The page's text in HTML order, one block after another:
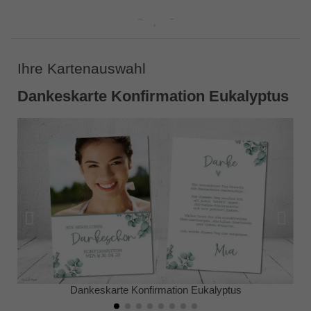
Ihre Kartenauswahl
Dankeskarte Konfirmation Eukalyptus
Dankeskarte Konfirmation Eukalyptus